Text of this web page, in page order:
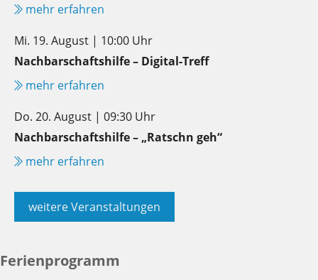
mehr erfahren
Mi. 19. August | 10:00 Uhr
Nachbarschaftshilfe – Digital-Treff
mehr erfahren
Do. 20. August | 09:30 Uhr
Nachbarschaftshilfe – „Ratschn geh“
mehr erfahren
weitere Veranstaltungen
Ferienprogramm